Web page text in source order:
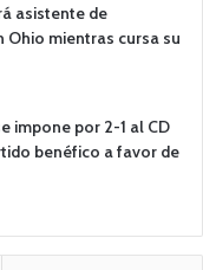
asistente de
mientras cursa su
impone por 2-1 al CD
benéfico a favor de